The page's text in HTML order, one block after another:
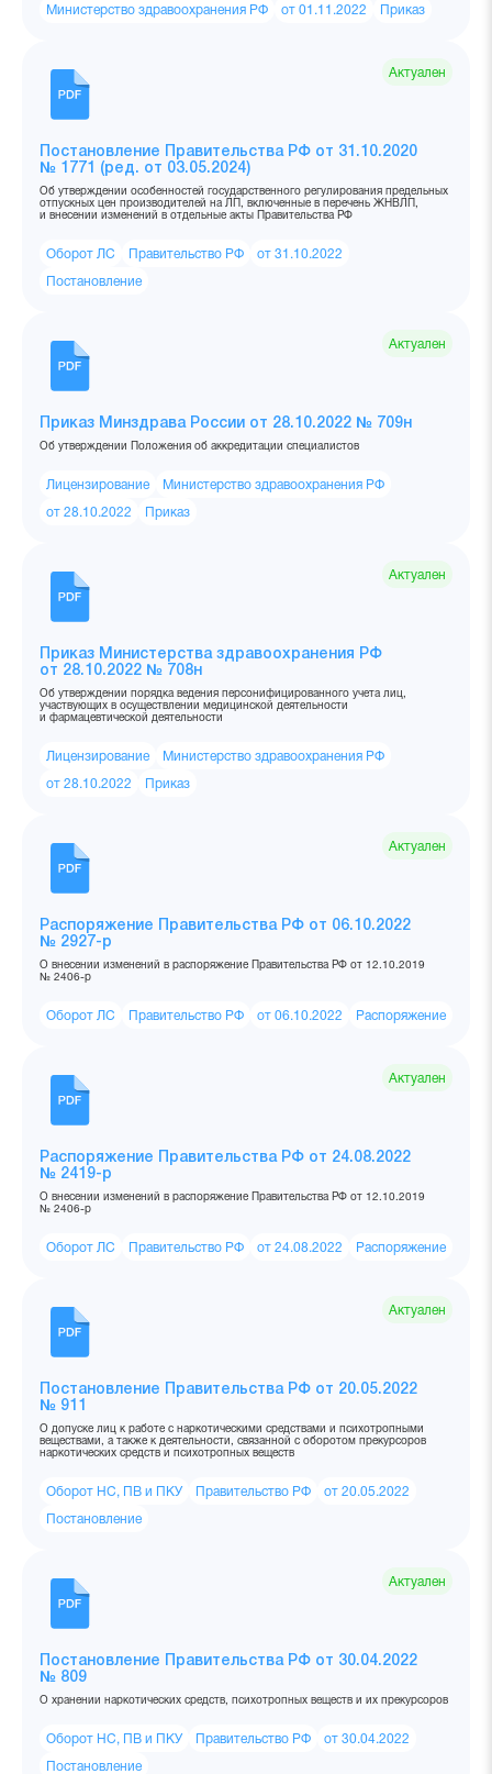
Министерство здравоохранения РФ от 01.11.2022 Приказ
Актуален
Постановление Правительства РФ от 31.10.2020
№ 1771 (ред. от 03.05.2024)
Об утверждении особенностей государственного регулирования предельных
отпускных цен производителей на ЛП, включенные в перечень ЖНВЛП,
и внесении изменений в отдельные акты Правительства РФ
Оборот ЛС Правительство РФ от 31.10.2022
Постановление
Актуален
Приказ Минздрава России от 28.10.2022 № 709н
Об утверждении Положения об аккредитации специалистов
Лицензирование Министерство здравоохранения РФ
от 28.10.2022 Приказ
Актуален
Приказ Министерства здравоохранения РФ
от 28.10.2022 № 708н
Об утверждении порядка ведения персонифицированного учета лиц,
участвующих в осуществлении медицинской деятельности
и фармацевтической деятельности
Лицензирование Министерство здравоохранения РФ
от 28.10.2022 Приказ
Актуален
Распоряжение Правительства РФ от 06.10.2022
№ 2927-р
О внесении изменений в распоряжение Правительства РФ от 12.10.2019
№ 2406-р
Оборот ЛС Правительство РФ от 06.10.2022 Распоряжение
Актуален
Распоряжение Правительства РФ от 24.08.2022
№ 2419-р
О внесении изменений в распоряжение Правительства РФ от 12.10.2019
№ 2406-р
Оборот ЛС Правительство РФ от 24.08.2022 Распоряжение
Актуален
Постановление Правительства РФ от 20.05.2022
№ 911
О допуске лиц к работе с наркотическими средствами и психотропными
веществами, а также к деятельности, связанной с оборотом прекурсоров
наркотических средств и психотропных веществ
Оборот НС, ПВ и ПКУ Правительство РФ от 20.05.2022
Постановление
Актуален
Постановление Правительства РФ от 30.04.2022
№ 809
О хранении наркотических средств, психотропных веществ и их прекурсоров
Оборот НС, ПВ и ПКУ Правительство РФ от 30.04.2022
Постановление